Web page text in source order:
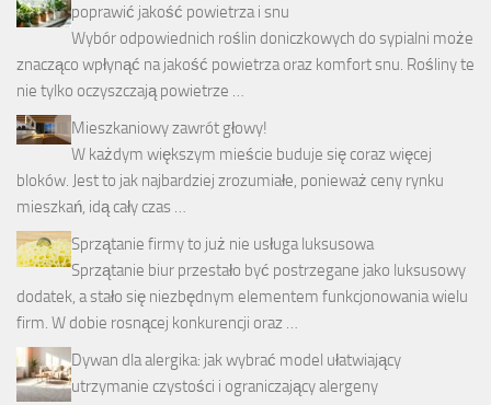
poprawić jakość powietrza i snu
Wybór odpowiednich roślin doniczkowych do sypialni może
znacząco wpłynąć na jakość powietrza oraz komfort snu. Rośliny te
nie tylko oczyszczają powietrze …
Mieszkaniowy zawrót głowy!
W każdym większym mieście buduje się coraz więcej
bloków. Jest to jak najbardziej zrozumiałe, ponieważ ceny rynku
mieszkań, idą cały czas …
Sprzątanie firmy to już nie usługa luksusowa
Sprzątanie biur przestało być postrzegane jako luksusowy
dodatek, a stało się niezbędnym elementem funkcjonowania wielu
firm. W dobie rosnącej konkurencji oraz …
Dywan dla alergika: jak wybrać model ułatwiający
utrzymanie czystości i ograniczający alergeny